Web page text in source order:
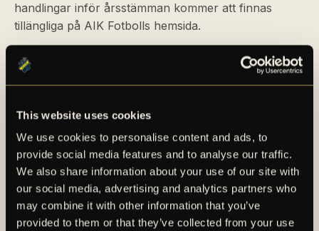
This website uses cookies
We use cookies to personalise content and ads, to
provide social media features and to analyse our traffic.
We also share information about your use of our site with
our social media, advertising and analytics partners who
may combine it with other information that you’ve
provided to them or that they’ve collected from your use
handlingar inför årsstämman kommer att finnas
tillängliga på AIK Fotbolls hemsida.
För mer eventuell information, klicka här.
AIK – SEDAN 1891